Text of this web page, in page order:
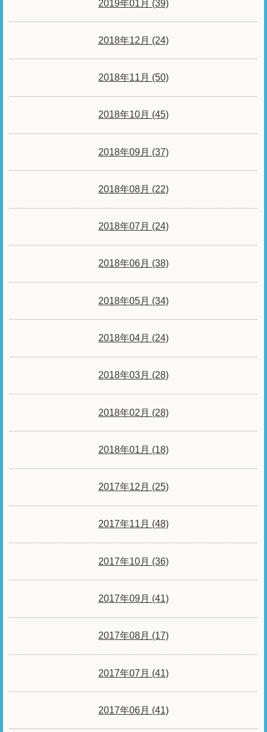
2019年01月 (39)
2018年12月 (24)
2018年11月 (50)
2018年10月 (45)
2018年09月 (37)
2018年08月 (22)
2018年07月 (24)
2018年06月 (38)
2018年05月 (34)
2018年04月 (24)
2018年03月 (28)
2018年02月 (28)
2018年01月 (18)
2017年12月 (25)
2017年11月 (48)
2017年10月 (36)
2017年09月 (41)
2017年08月 (17)
2017年07月 (41)
2017年06月 (41)